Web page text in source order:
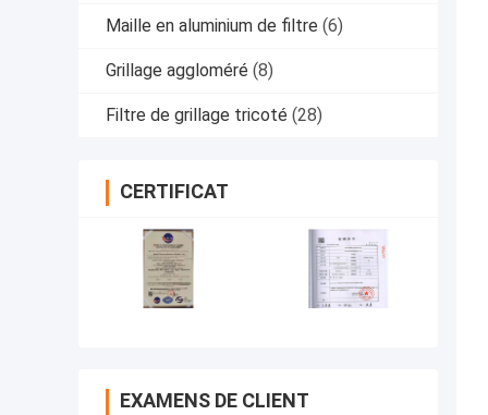
Maille en aluminium de filtre (6)
Grillage aggloméré (8)
Filtre de grillage tricoté (28)
CERTIFICAT
EXAMENS DE CLIENT